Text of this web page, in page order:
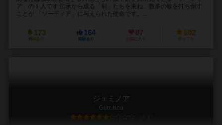
ア」の１人です 伝承から成る「剣」たちを束ね、数多の敵を打ち倒す
ことが 「ソーディア」に与えられた使命です。...
173
興味あり
164
経験あり
87
お気に入り
502
持ってる
ジェミノア
Geminoa
6.3